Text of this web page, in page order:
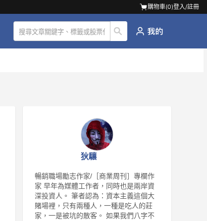
購物車(0)登入/註冊
狄驤
暢銷職場勵志作家/［商業周刊］專欄作
家 早年為媒體工作者，同時也是兩岸資
深投資人。 筆者認為：資本主義這個大
賭場裡，只有兩種人，一種是吃人的莊
家，一是被坑的散客。 如果我們八字不